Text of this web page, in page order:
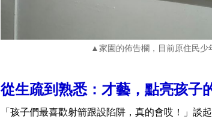
▲家園的佈告欄，目前原住民少
從生疏到熟悉：才藝，點亮孩子
「孩子們最喜歡射箭跟設陷阱，真的會哎！」談